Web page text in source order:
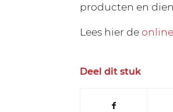
producten en
Lees hier de
Deel dit stuk